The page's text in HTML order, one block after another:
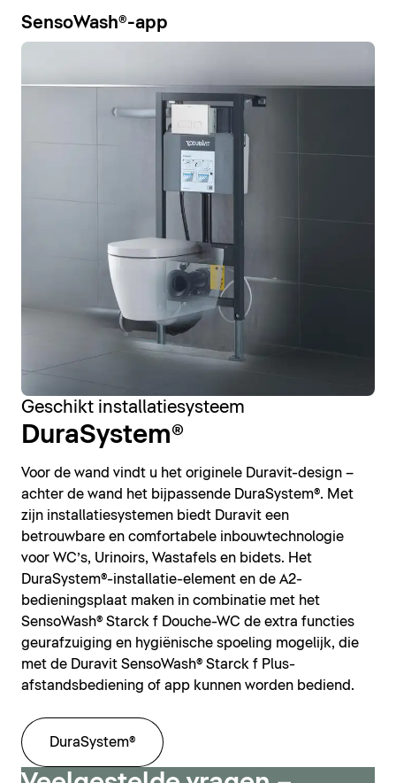
SensoWash®-app
Geschikt installatiesysteem
DuraSystem®
Voor de wand vindt u het originele Duravit-design –
achter de wand het bijpassende DuraSystem®. Met
zijn installatiesystemen biedt Duravit een
betrouwbare en comfortabele inbouwtechnologie
voor WC’s, Urinoirs, Wastafels en bidets. Het
DuraSystem®-installatie-element en de A2-
bedieningsplaat maken in combinatie met het
SensoWash® Starck f Douche-WC de extra functies
geurafzuiging en hygiënische spoeling mogelijk, die
met de Duravit SensoWash® Starck f Plus-
afstandsbediening of app kunnen worden bediend.
DuraSystem®